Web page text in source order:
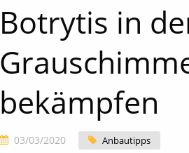
Botrytis in
bekämpfen
03/03/2020 Anbautipps